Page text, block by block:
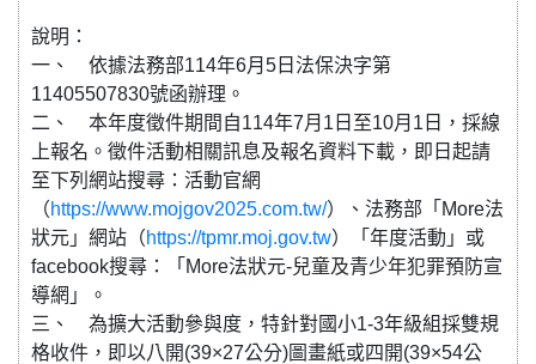
說明：
一、 依據法務部114年6月5日法保決字第
11405507830號函辦理。
二、 本年度徵件期間自114年7月1日至10月1日，採線
上報名。徵件活動相關訊息及報名資料下載，即日起請
至下列網站搜尋：活動官網
（https://www.mojgov2025.com.tw/）、法務部「More法
狀元」網站（https://tpmr.moj.gov.tw）「年度活動」或
facebook搜尋：「More法狀元-兒童及青少年犯罪預防宣
導網」。
三、 為擴大活動參與度，特針對國小1-3年級組採雙規
格收件，即以八開(39×27公分)圖畫紙或四開(39×54公